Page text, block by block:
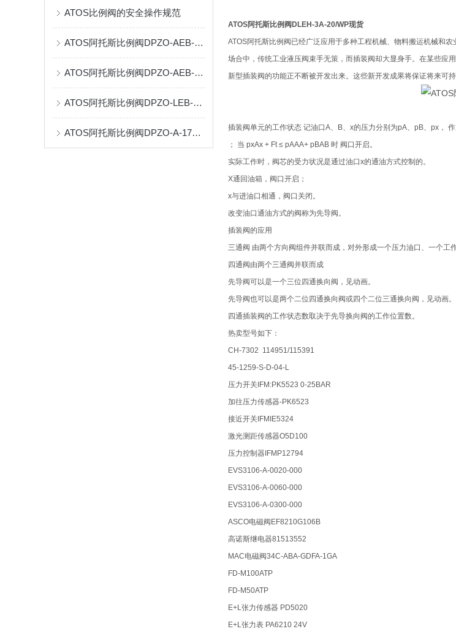
ATOS比例阀的安全操作规范
ATOS阿托斯比例阀DPZO-AEB-NP-273-L5/DGI
ATOS阿托斯比例阀DPZO-AEB-NP-273-L5/GI
ATOS阿托斯比例阀DPZO-LEB-SN-NP-271-L5/I型号与作用
ATOS阿托斯比例阀DPZO-A-171-L5/D工作原理
ATOS阿托斯比例阀DLEH-3A-20/WP现货
ATOS阿托斯比例阀已经广泛应用于多种工程机械、物料搬运机械和
场合中，传统工业液压阀束手无策，而插装阀却大显身手。在某些应
新型插装阀的功能正不断被开发出来。这些新开发成果将保证将来可
插装阀单元的工作状态 记油口A、B、x的压力分别为pA、pB、px，
； 当 pxAx + Ft ≤ pAAA+ pBAB 时 阀口开启。
实际工作时，阀芯的受力状况是通过油口x的通油方式控制的。
X通回油箱，阀口开启；
x与进油口相通，阀口关闭。
改变油口通油方式的阀称为先导阀。
插装阀的应用
三通阀 由两个方向阀组件并联而成，对外形成一个压力油口、一个工
四通阀由两个三通阀并联而成
先导阀可以是一个三位四通换向阀，见动画。
先导阀也可以是两个二位四通换向阀或四个二位三通换向阀，见动画。
四通插装阀的工作状态数取决于先导换向阀的工作位置数。
热卖型号如下：
CH-7302 114951/115391
45-1259-S-D-04-L
压力开关IFM:PK5523 0-25BAR
加往压力传感器-PK6523
接近开关IFMIE5324
激光测距传感器O5D100
压力控制器IFMP12794
EVS3106-A-0020-000
EVS3106-A-0060-000
EVS3106-A-0300-000
ASCO电磁阀EF8210G106B
高诺斯继电器81513552
MAC电磁阀34C-ABA-GDFA-1GA
FD-M100ATP
FD-M50ATP
E+L张力传感器 PD5020
E+L张力表 PA6210 24V